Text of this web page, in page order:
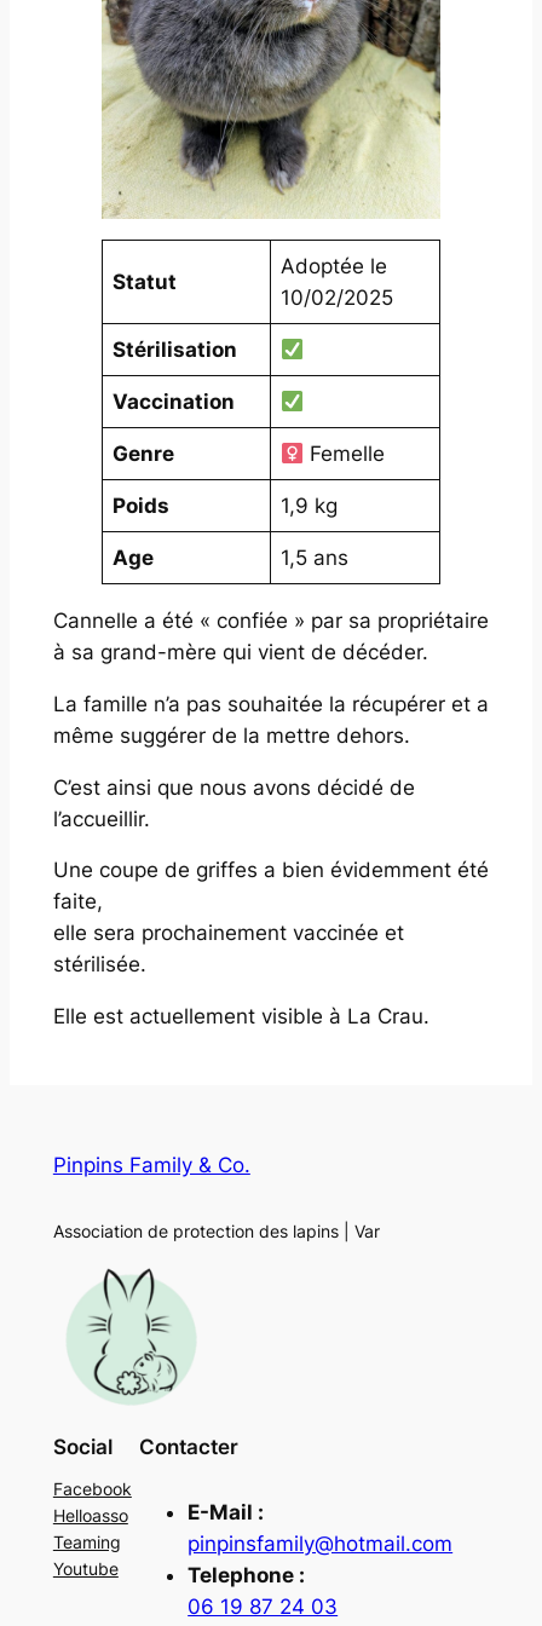
Statut
Adoptée le
10/02/2025
Stérilisation
Vaccination
Genre Femelle
Poids 1,9 kg
Age 1,5 ans
Cannelle a été « confiée » par sa propriétaire
à sa grand-mère qui vient de décéder.
La famille n’a pas souhaitée la récupérer et a
même suggérer de la mettre dehors.
C’est ainsi que nous avons décidé de
l’accueillir.
Une coupe de griffes a bien évidemment été
faite,
elle sera prochainement vaccinée et
stérilisée.
Elle est actuellement visible à La Crau.
Pinpins Family & Co.
Association de protection des lapins | Var
Social
Facebook
Helloasso
Teaming
Youtube
Contacter
E-Mail :
pinpinsfamily@hotmail.com
Telephone :
06 19 87 24 03